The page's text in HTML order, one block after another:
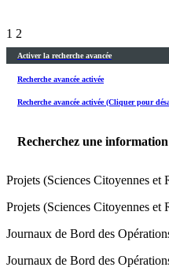
1 2
Activer la recherche avancée
Recherche avancée activée
Recherche avancée activée (Cliquer pour
Recherchez une
Projets (Sciences Citoyennes et
Projets (Sciences Citoyennes et
Journaux de Bord des
Journaux de Bord des